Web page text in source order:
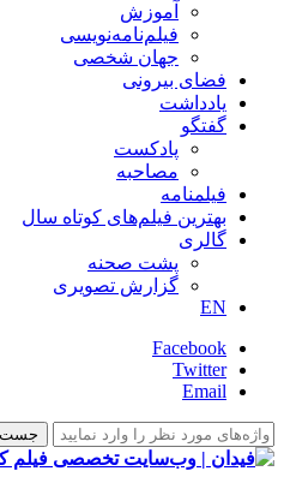
آموزش
فیلم‌نامه‌نویسی
جهان شخصی
فضای بیرونی
یادداشت
گفتگو
پادکست
مصاحبه
فیلمنامه
بهترین فیلم‌های کوتاه سال
گالری
پشت صحنه
گزارش تصویری
EN
Facebook
Twitter
Email